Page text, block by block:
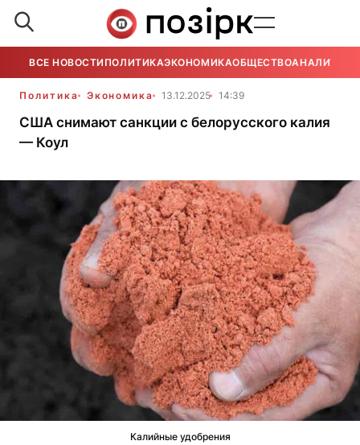
ВСЕ НОВОСТИ ПОЛИТИКАЭКОНОМИКАОБЩЕСТВОАНАЛИТИКА
Политика Экономика 13.12.2025 14:39
США снимают санкции с белорусского калия
— Коул
Калийные удобрения